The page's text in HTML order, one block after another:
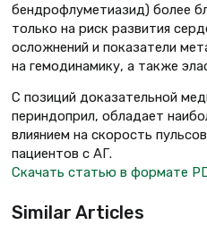
бендрофлуметиазид) более
только на риск развития
осложнений и показатели
на гемодинамику, а также
С позиций доказательной
периндоприл, обладает
влиянием на скорость
пациентов с АГ.
Скачать статью в формате
Similar Articles